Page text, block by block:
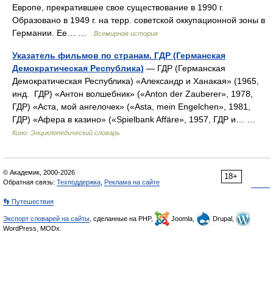
Европе, прекратившее свое существование в 1990 г.
Образовано в 1949 г. на терр. советской оккупационной зоны в
Германии. Ее… …
Всемирная история
Указатель фильмов по странам. ГДР (Германская
Демократическая Республика) — ГДР (Германская
Демократическая Республика) «Александр и Ханакая» (1965,
инд. ГДР) «Антон волшебник» («Anton der Zauberer», 1978,
ГДР) «Аста, мой ангелочек» («Asta, mein Engelchen», 1981,
ГДР) «Афера в казино» («Spielbank Affäre», 1957, ГДР и… …
Кино: Энциклопедический словарь
18+
© Академик, 2000-2026
Обратная связь: Техподдержка Реклама на сайте
👣 Путешествия
Экспорт словарей на сайты , сделанные на PHP, Joomla,
Drupal,
WordPress, MODx.